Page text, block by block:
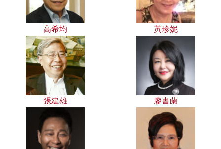
高希均 黃珍妮
張建雄 廖書蘭